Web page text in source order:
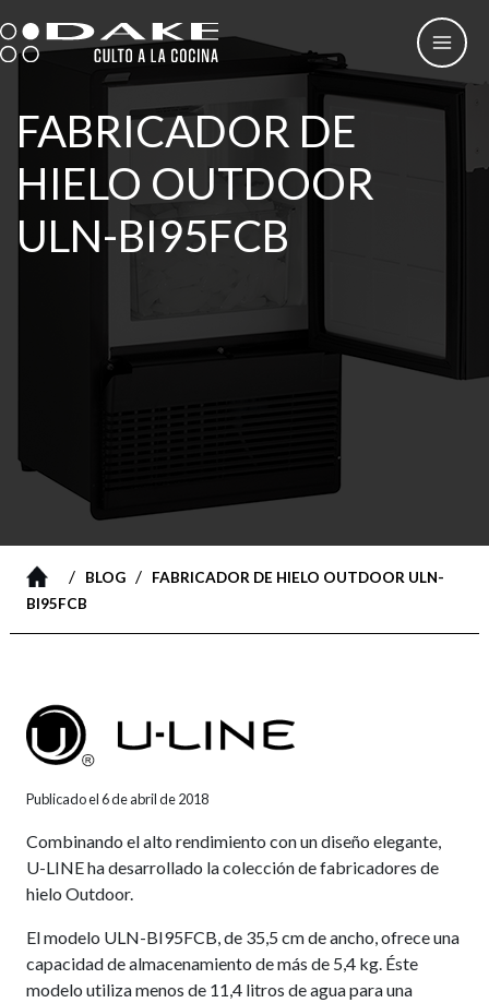
al
contenido
FABRICADOR DE
HIELO OUTDOOR
ULN-BI95FCB
/ BLOG/
FABRICADOR DE HIELO OUTDOOR ULN-
BI95FCB
Publicado el 6 de abril de 2018
Combinando el alto rendimiento con un diseño elegante,
U-LINE ha desarrollado la colección de fabricadores de
hielo Outdoor.
El modelo ULN-BI95FCB, de 35,5 cm de ancho, ofrece una
capacidad de almacenamiento de más de 5,4 kg. Éste
modelo utiliza menos de 11,4 litros de agua para una